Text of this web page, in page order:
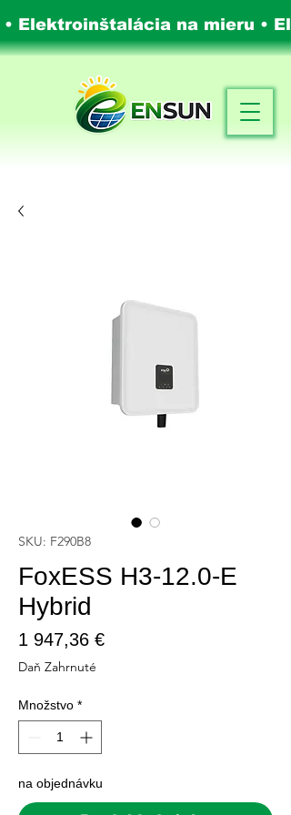
Elektroinštalácia na mieru •
SKU: F290B8
FoxESS H3-12.0-E
Hybrid
1 947,36 €Price
Daň Zahrnuté
Množstvo *
na objednávku